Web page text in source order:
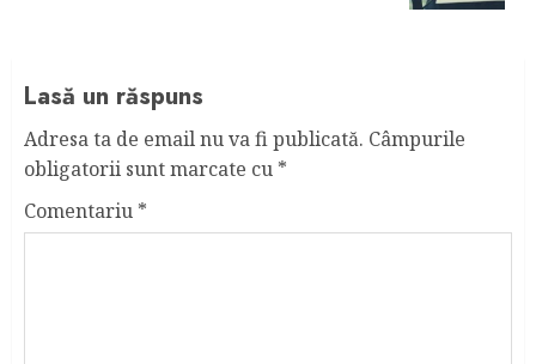
Lasă un răspuns
Adresa ta de email nu va fi publicată. Câmpurile
obligatorii sunt marcate cu *
Comentariu *